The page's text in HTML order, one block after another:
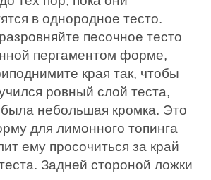
в однородное тесто.
песочное тесто
пергаментом форме,
края так, чтобы
ровный слой теста,
небольшая кромка. Это
для лимонного топинга
ему просочиться за край
Задней стороной ложки